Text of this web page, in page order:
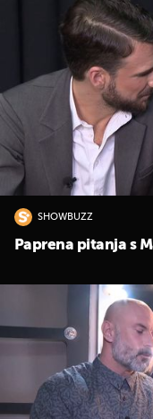
SHOWBUZZ
Paprena pitanja s